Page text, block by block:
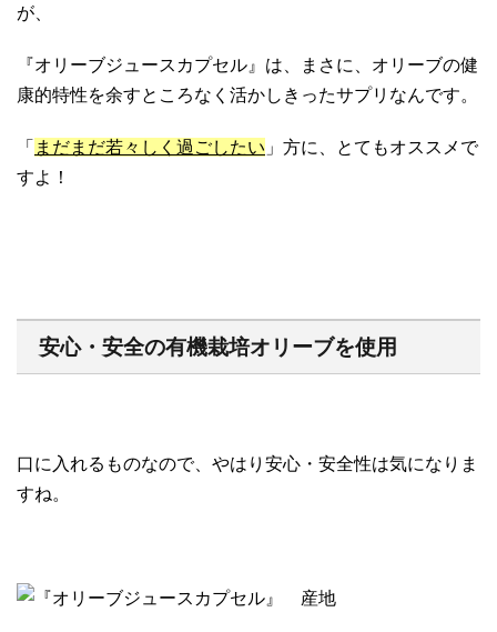
が、
『オリーブジュースカプセル』は、まさに、オリーブの健
康的特性を余すところなく活かしきったサプリなんです。
「 まだまだ若々しく過ごしたい 」方に、とてもオススメで
すよ！
安心・安全の有機栽培オリーブを使用
口に入れるものなので、やはり安心・安全性は気になりま
すね。